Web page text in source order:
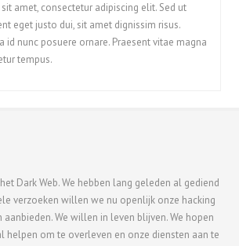
amet, consectetur adipiscing elit. Sed ut
eget justo dui, sit amet dignissim risus.
id nunc posuere ornare. Praesent vitae magna
tempus.
Dark Web. We hebben lang geleden al gediend
verzoeken willen we nu openlijk onze hacking
aanbieden. We willen in leven blijven. We hopen
helpen om te overleven en onze diensten aan te
ไทย
简体中文
香港中文